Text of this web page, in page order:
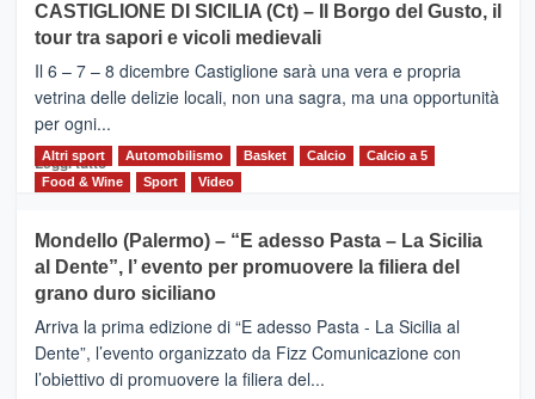
MOIO
ALCANTARA
–
Vivicittà,
alla
scoperta
del
territorio,
e
messaggi
di
CASTIGLIONE DI SICILIA (Ct) – Il Borgo del Gusto, il
tour tra sapori e vicoli medievali
Il 6 – 7 – 8 dicembre Castiglione sarà una vera e propria
vetrina delle delizie locali, non una sagra, ma una opportunità
per ogni...
Leggi tuttoLeggi
di
CASTIGLIONE
DI
SICILIA
(Ct)
–
Il
Borgo
Altri sport Automobilismo Basket Calcio
Calcio a 5
Food & Wine
Sport Video
Mondello (Palermo) – “E adesso Pasta – La Sicilia
al Dente”, l’ evento per promuovere la filiera del
grano duro siciliano
Arriva la prima edizione di “E adesso Pasta - La Sicilia al
Dente”, l’evento organizzato da Fizz Comunicazione con
l’obiettivo di promuovere la filiera del...